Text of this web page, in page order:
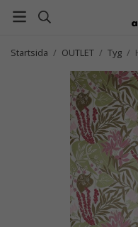
Startsida / OUTLET / Tyg /